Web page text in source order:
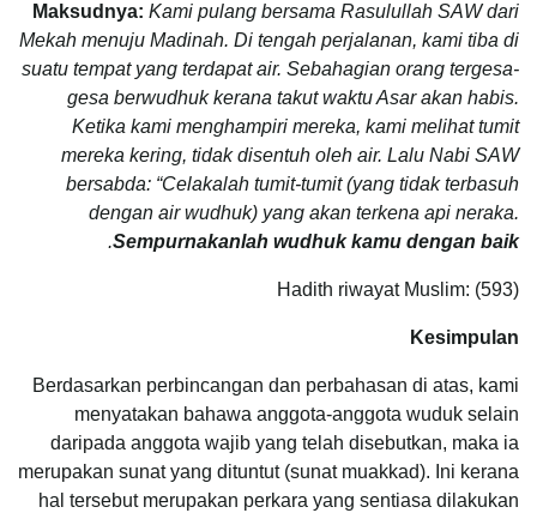
Maksudnya: Kami pulang bersama Rasulullah SAW dari
Mekah menuju Madinah. Di tengah perjalanan, kami tiba di
suatu tempat yang terdapat air. Sebahagian orang tergesa-
gesa berwudhuk kerana takut waktu Asar akan habis.
Ketika kami menghampiri mereka, kami melihat tumit
mereka kering, tidak disentuh oleh air. Lalu Nabi SAW
bersabda: “Celakalah tumit-tumit (yang tidak terbasuh
dengan air wudhuk) yang akan terkena api neraka.
Sempurnakanlah wudhuk kamu dengan baik
.
Hadith riwayat Muslim: (593)
Kesimpulan
Berdasarkan perbincangan dan perbahasan di atas, kami
menyatakan bahawa anggota-anggota wuduk selain
daripada anggota wajib yang telah disebutkan, maka ia
merupakan sunat yang dituntut (sunat muakkad). Ini kerana
hal tersebut merupakan perkara yang sentiasa dilakukan